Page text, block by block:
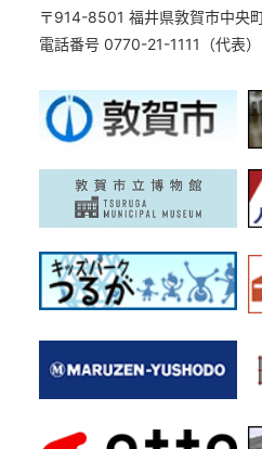
〒914-8501 福井県敦賀市中央
電話番号 0770-21-1111（代表）